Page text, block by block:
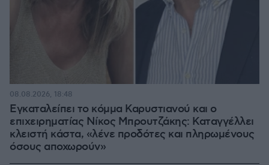
Εγκαταλείπει το κόμμα Καρυστιανού και ο
επιχειρηματίας Νίκος Μπρουτζάκης: Καταγγέλλει
κλειστή κάστα, «λένε προδότες και πληρωμένους
όσους αποχωρούν»
08.08.2026, 18:48